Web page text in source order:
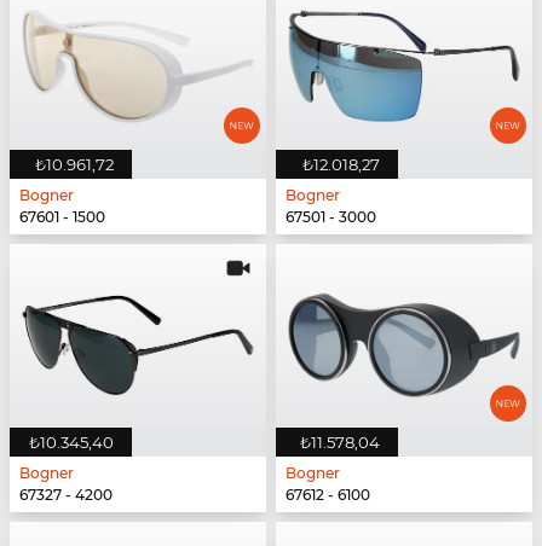
₺10.961,72
Bogner
67601 - 1500
₺12.018,27
Bogner
67501 - 3000
₺10.345,40
Bogner
67327 - 4200
₺11.578,04
Bogner
67612 - 6100